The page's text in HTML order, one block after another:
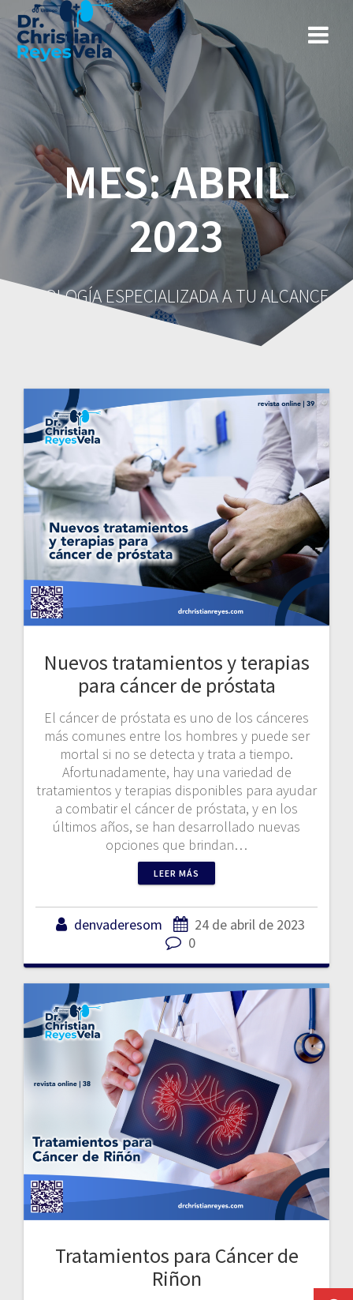
MES:ABRIL
2023
UROLOGÍA ESPECIALIZADA A TU ALCANCE
Nuevos tratamientos y terapias
para cáncer de próstata
El cáncer de próstata es uno de los cánceres
más comunes entre los hombres y puede ser
mortal si no se detecta y trata a tiempo.
Afortunadamente, hay una variedad de
tratamientos y terapias disponibles para ayudar
a combatir el cáncer de próstata, y en los
últimos años, se han desarrollado nuevas
opciones que brindan…
LEER MÁS
denvaderesom
24 de abril de 2023
0
Tratamientos para Cáncer de
Riñon